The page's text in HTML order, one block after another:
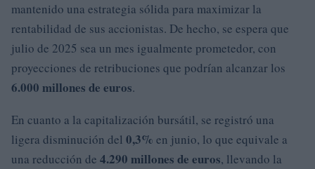
mantenido una estrategia sólida para maximizar la
rentabilidad de sus accionistas. De hecho, se espera que
julio de 2025 sea un mes igualmente prometedor, con
proyecciones de retribuciones que podrían alcanzar los
6.000 millones de euros.
En cuanto a la capitalización bursátil, se registró una
ligera disminución del 0,3% en junio, lo que equivale a
una reducción de 4.290 millones de euros, llevando la